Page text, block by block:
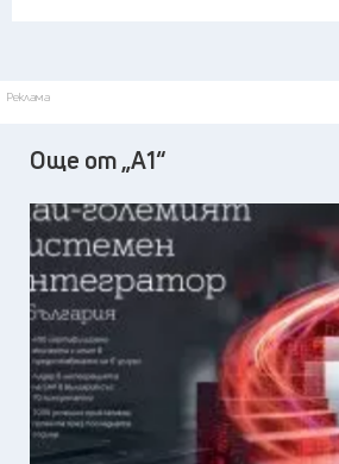
Реклама
Още от „А1“